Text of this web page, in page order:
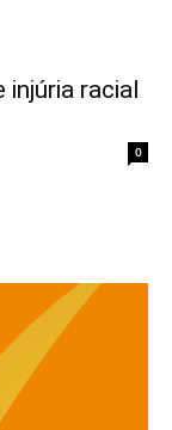
injúria racial
0